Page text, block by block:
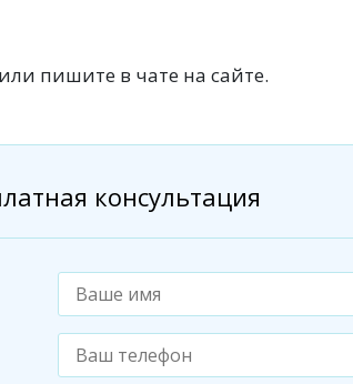
пишите в чате на сайте.
консультация